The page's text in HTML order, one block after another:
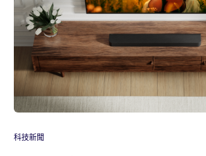
科技新聞